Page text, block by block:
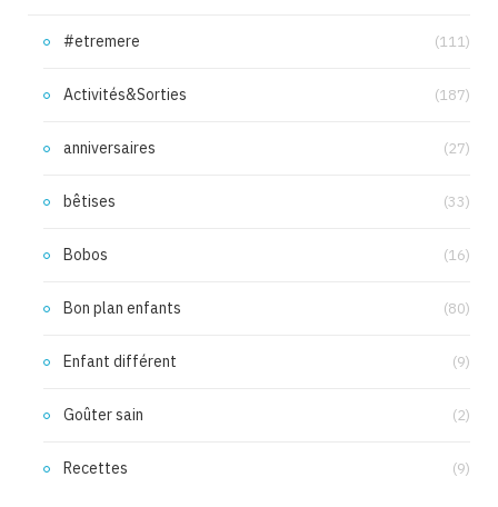
#etremere (111)
Activités&Sorties (187)
anniversaires (27)
bêtises (33)
Bobos (16)
Bon plan enfants (80)
Enfant différent (9)
Goûter sain (2)
Recettes (9)